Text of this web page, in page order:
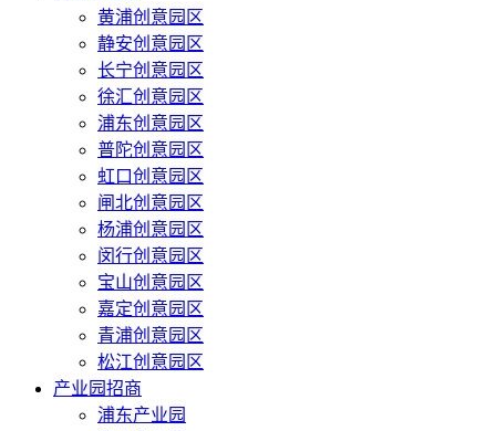
黄浦创意园区
静安创意园区
长宁创意园区
徐汇创意园区
浦东创意园区
普陀创意园区
虹口创意园区
闸北创意园区
杨浦创意园区
闵行创意园区
宝山创意园区
嘉定创意园区
青浦创意园区
松江创意园区
产业园招商
浦东产业园